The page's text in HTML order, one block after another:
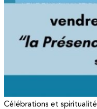
Célébrations et spiritualité